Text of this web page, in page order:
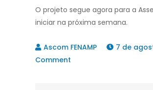
O projeto segue agora para a
iniciar na próxima semana.
7 de
Comment